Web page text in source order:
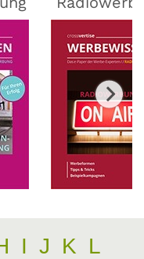
I J K L